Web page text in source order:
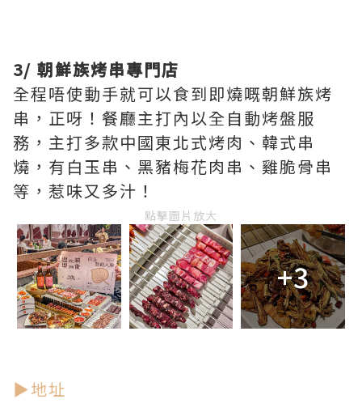
3/ 朝鮮族烤串專門店
全程唔使動手就可以食到即燒嘅朝鮮族烤
串，正呀！餐廳主打內以全自動烤盤服
務，主打多款中國東北式烤肉、韓式串
燒，有白玉串、黑豬梅花肉串、雞脆骨串
等，惹味又多汁！
點擊圖片放大
+3
▶地址